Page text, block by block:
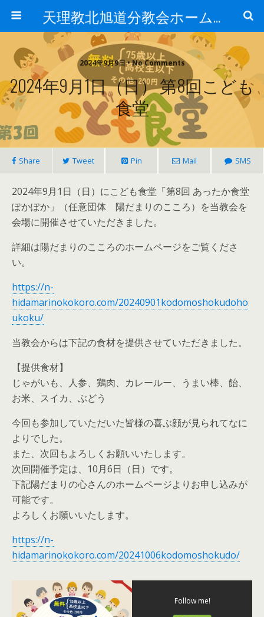
天理教北旭道分教会ホームページ
2024年9月9日 • No Comments
2024年9月1日（日） 第8回こども
食堂
Share Tweet Pin Mail SMS
2024年9月1日（日）にこども食堂「第8回 あったか食堂
ぽかぽか」（任意団体 陽だまりのこころ）を当教会を
会場に開催させていただきました。
詳細は陽だまりのこころのホームページをご覧くださ
い。
https://n-
hidamarinokokoro.com/20240901kodomoshokudoho
ukoku/
当教会からは下記の食材を提供させていただきました。
【提供食材】
じゃがいも、人参、鶏肉、カレールー、うまい棒、飴、
お米、スイカ、ぶどう
今回も参加していただいた皆様の喜ぶ顔が見られてなに
よりでした。
また、次回もよろしくお願いいたします。
次回開催予定は、10月6日（日）です。
下記陽だまりの心さんのホームページよりお申し込みが
可能です。
よろしくお願いいたします。
https://n-
hidamarinokokoro.com/20241006kodomoshokudo/
Follow me!